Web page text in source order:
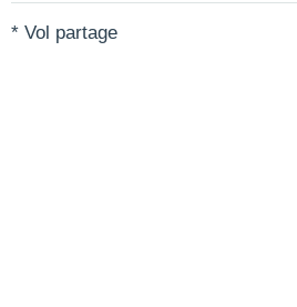
* Vol partage